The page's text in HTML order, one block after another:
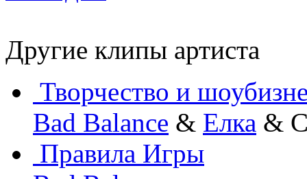
Другие клипы артиста
Творчество и
Bad Balance & Елка &
Правила Игры